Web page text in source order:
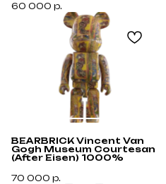
60 000 р.
BEARBRICK Vincent Van
Gogh Museum Courtesan
(After Eisen) 1000%
70 000 р.